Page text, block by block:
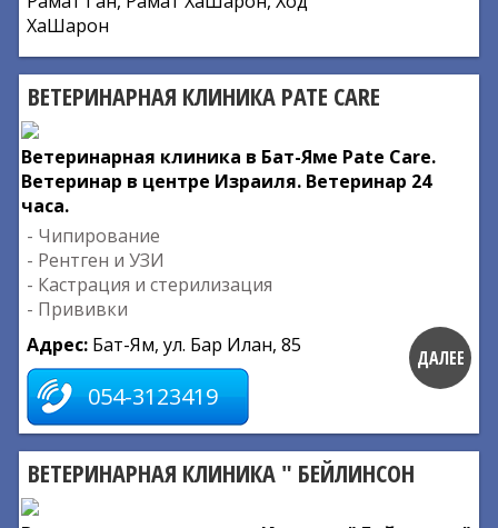
ХаШарон
ВЕТЕРИНАРНАЯ КЛИНИКА PATE CARE
Ветеринарная клиника в Бат-Яме Pate Care.
Ветеринар в центре Израиля. Ветеринар 24
часа.
- Чипирование
- Рентген и УЗИ
- Кастрация и стерилизация
- Прививки
Адрес: Бат-Ям, ул. Бар Илан, 85
054-3123419
ДАЛЕЕ
ВЕТЕРИНАРНАЯ КЛИНИКА " БЕЙЛИНСОН